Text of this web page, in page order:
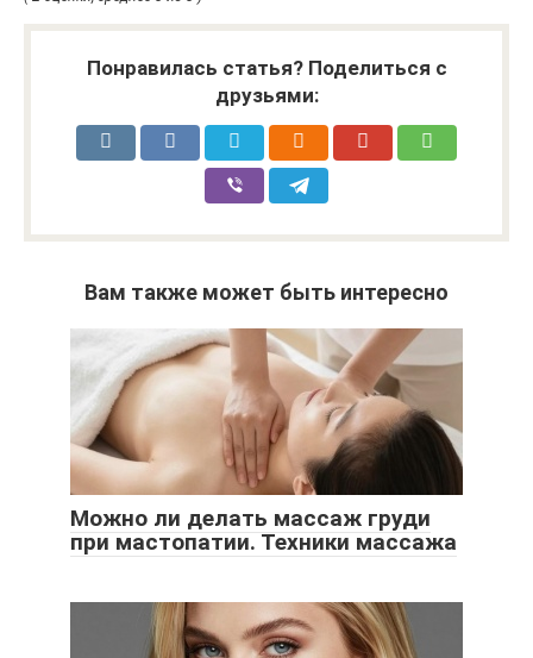
Понравилась статья? Поделиться с
друзьями:
Вам также может быть интересно
Можно ли делать массаж груди
при мастопатии. Техники массажа